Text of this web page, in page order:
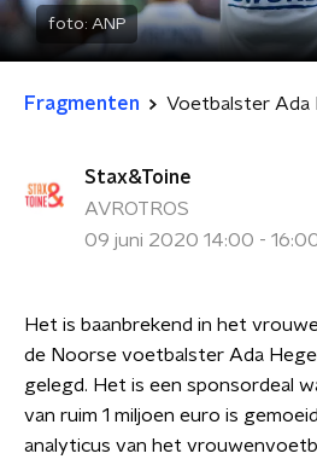
foto: ANP
Fragmenten
Stax&Toine
AVROTROS
09 juni 2020 14:00 -
Het is baanbrekend in het
de Noorse voetbalster Ada
gelegd. Het is een sponsordeal
van ruim 1 miljoen euro is
analyticus van het